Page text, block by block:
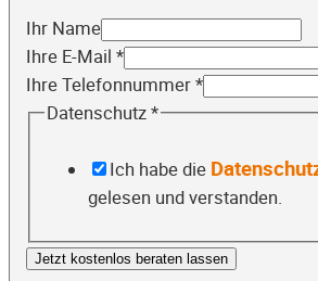
Ihr Name
Ihre E-Mail *
Ihre Telefonnummer*
Datenschutz*
Ich habe die
gelesen und verstanden.
Jetzt kostenlos beraten lassen